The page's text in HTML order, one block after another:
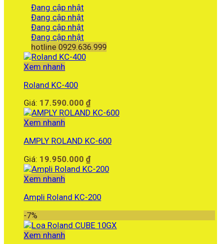
Đang cập nhật
Đang cập nhật
Đang cập nhật
Đang cập nhật
hotline 0929.636.999
Xem nhanh
Roland KC-400
Giá: 17.590.000 ₫
Xem nhanh
AMPLY ROLAND KC-600
Giá: 19.950.000 ₫
Xem nhanh
Ampli Roland KC-200
-7%
Xem nhanh